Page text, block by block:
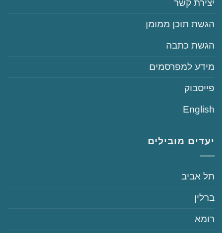
‏יצירת קשר
‏הגשת תוכן ממומן
‏הגשת כתבה
‏‏מידע למפרסמים
‏פייסבוק
English
יעדים מובילים
‏תל אביב
‏ברלין
‏רומא